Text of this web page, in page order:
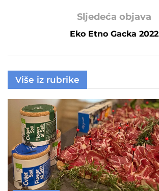
Sljedeća objava
Eko Etno Gacka 2022
Više iz rubrike